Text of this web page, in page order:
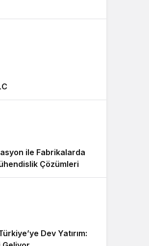
ile Fabrikalarda
Çözümleri
Dev Yatırım: